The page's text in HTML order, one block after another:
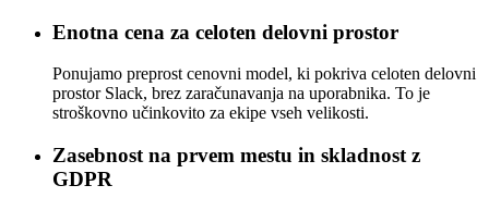
Enotna cena za celoten delovni prostor
Ponujamo preprost cenovni model, ki pokriva celoten delovni
prostor Slack, brez zaračunavanja na uporabnika. To je
stroškovno učinkovito za ekipe vseh velikosti.
Zasebnost na prvem mestu in skladnost z
GDPR